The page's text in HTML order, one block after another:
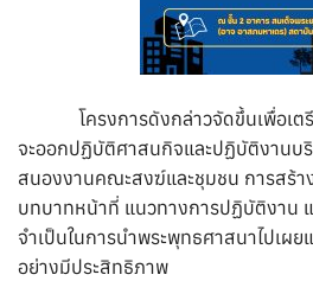
โครงการดังกล่าวจัดขึ้นเพื่อเตรี
จะออกปฏิบัติศาสนกิจและปฏิบัติงานบ
สนองงานคณะสงฆ์และชุมชน การสร้า
บทบาทหน้าที่ แนวทางการปฏิบัติงาน
จำเป็นในการนำพระพุทธศาสนาไปเผ
อย่างมีประสิทธิภาพ